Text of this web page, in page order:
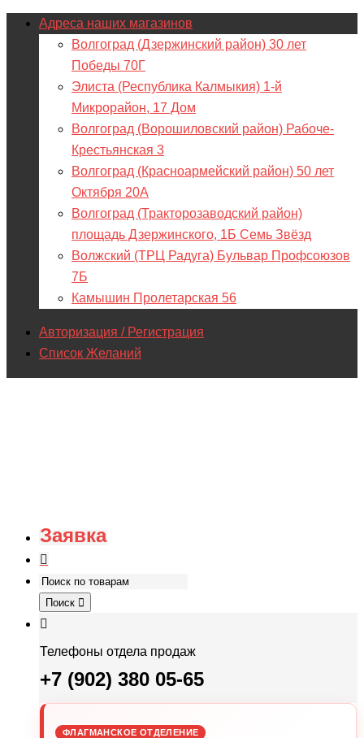
Адреса наших магазинов
Волгоград (Дзержинский район) 30 лет
Победы 70Г
Элиста (Республика Калмыкия) 1-й
Микрорайон, 17 Дом
Волгоград (Ворошиловский район) Рабоче-
Крестьянская 3
Волгоград (Красноармейский район) 50 лет
Октября 20А
Волгоград (Тракторозаводский район)
площадь Дзержинского, 1Б Семь Звёзд
Волжский (ТРЦ Радуга) Бульвар Профсоюзов
7Б
Камышин Пролетарская 56
Авторизация / Регистрация
Список Желаний
Заявка
Поиск
Телефоны отдела продаж
+7 (902) 380 05-65
ФЛАГМАНСКОЕ ОТДЕЛЕНИЕ